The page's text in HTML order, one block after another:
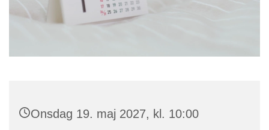
Onsdag 19. maj 2027, kl. 10:00